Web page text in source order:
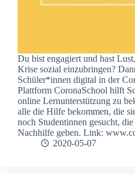
Du bist engagiert und hast
Krise sozial einzubringen?
Schüler*innen digital in der
Plattform CoronaSchool hilft
online Lernunterstützung zu
alle die Hilfe bekommen, die
noch Studentinnen gesucht,
Nachhilfe geben. Link:
2020-05-07